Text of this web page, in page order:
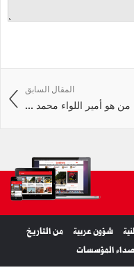
المقال السابق
من هو أمير اللواء محمد ...
شؤون عربية
من التاريخ
المؤسسات